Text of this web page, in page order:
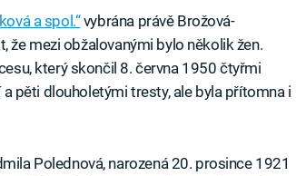
a spol.“vybrána právě Brožová-
že mezi obžalovanými bylo několik žen.
který skončil 8. června 1950 čtyřmi
pěti dlouholetými tresty, ale byla přítomna i
Polednová, narozená 20. prosince 1921